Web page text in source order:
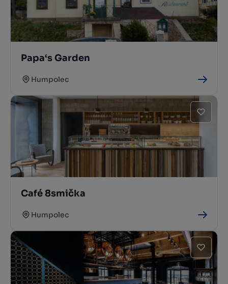
Papa‘s Garden
Humpolec
Café 8smička
Humpolec